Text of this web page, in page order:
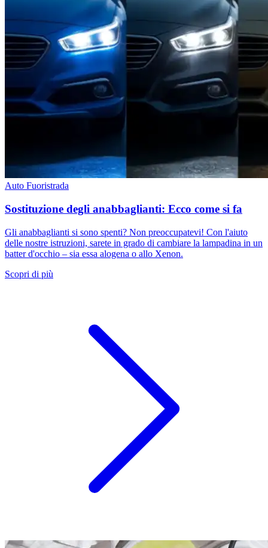
Auto Fuoristrada
Sostituzione degli anabbaglianti: Ecco come si fa
Gli anabbaglianti si sono spenti? Non preoccupatevi! Con l'aiuto
delle nostre istruzioni, sarete in grado di cambiare la lampadina in un
batter d'occhio – sia essa alogena o allo Xenon.
Scopri di più